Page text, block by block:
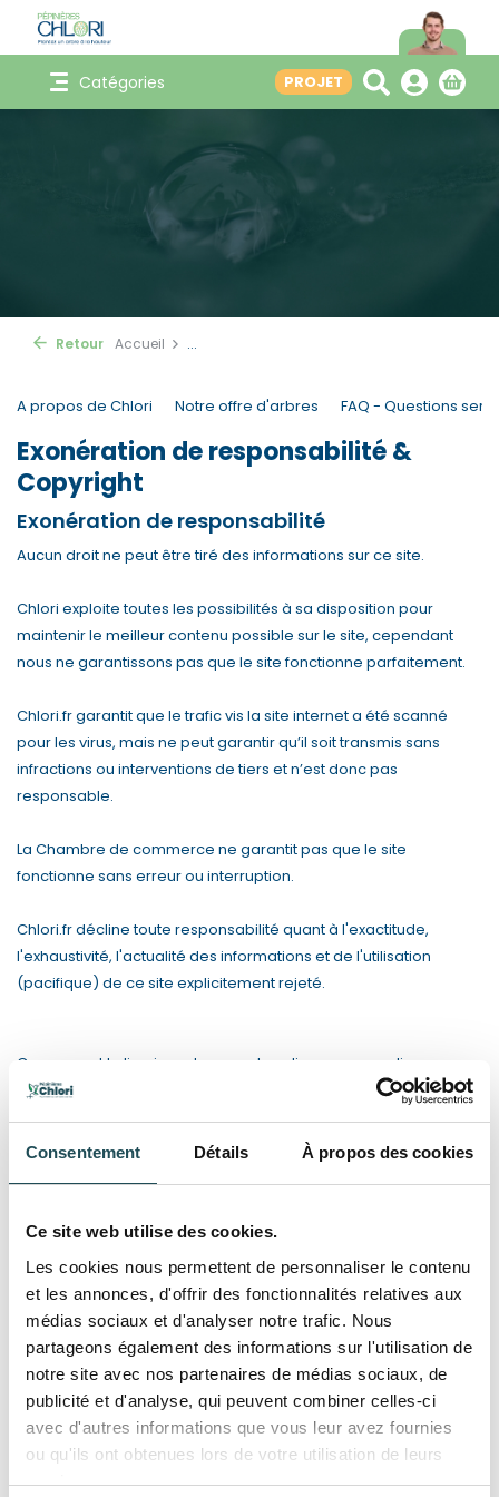
Consentement Détails À propos des cookies
Ce site web utilise des cookies.
Les cookies nous permettent de personnaliser le contenu
et les annonces, d'offrir des fonctionnalités relatives aux
médias sociaux et d'analyser notre trafic. Nous
partageons également des informations sur l'utilisation de
notre site avec nos partenaires de médias sociaux, de
publicité et d'analyse, qui peuvent combiner celles-ci
avec d'autres informations que vous leur avez fournies
ou qu'ils ont obtenues lors de votre utilisation de leurs
services.
Catégories PROJET
Retour Accueil ...
A propos de Chlori Notre offre d'arbres FAQ - Questions
Exonération de responsabilité &
Copyright
Exonération de responsabilité
Aucun droit ne peut être tiré des informations sur ce site.
Chlori exploite toutes les possibilités à sa disposition pour
maintenir le meilleur contenu possible sur le site, cependant
nous ne garantissons pas que le site fonctionne parfaitement.
Chlori.fr garantit que le trafic vis la site internet a été scanné
pour les virus, mais ne peut garantir qu’il soit transmis sans
infractions ou interventions de tiers et n’est donc pas
responsable.
La Chambre de commerce ne garantit pas que le site
fonctionne sans erreur ou interruption.
Chlori.fr décline toute responsabilité quant à l'exactitude,
l'exhaustivité, l'actualité des informations et de l'utilisation
(pacifique) de ce site explicitement rejeté.
Concernant la livraison des marchandises nous appliquons nos
Conditions Générales.
Si vous trouvez des erreurs, des imperfections ou d'autres
info@chlori.frou par téléphone : 03 66890084
Copyright
Toutes les informations publiées sur ce site autant que textes,
images, et toute autre publication sont la propriété de Chlori. Il
est interdit de copier, modifier, redistribuer ou de publier les
documents de Chlori sans aucune forme d’autorisation (par
préférence en écrite). Tous droits réservé à Chlori.